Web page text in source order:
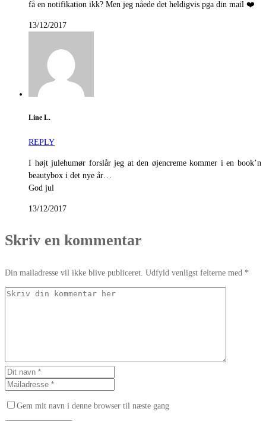
få en notifikation ikk? Men jeg nåede det heldigvis pga din mail ❤️
13/12/2017
Line L.
REPLY
I højt julehumør forslår jeg at den øjencreme kommer i en book’n
beautybox i det nye år…
God jul
13/12/2017
Skriv en kommentar
Din mailadresse vil ikke blive publiceret. Udfyld venligst felterne med *
Gem mit navn i denne browser til næste gang